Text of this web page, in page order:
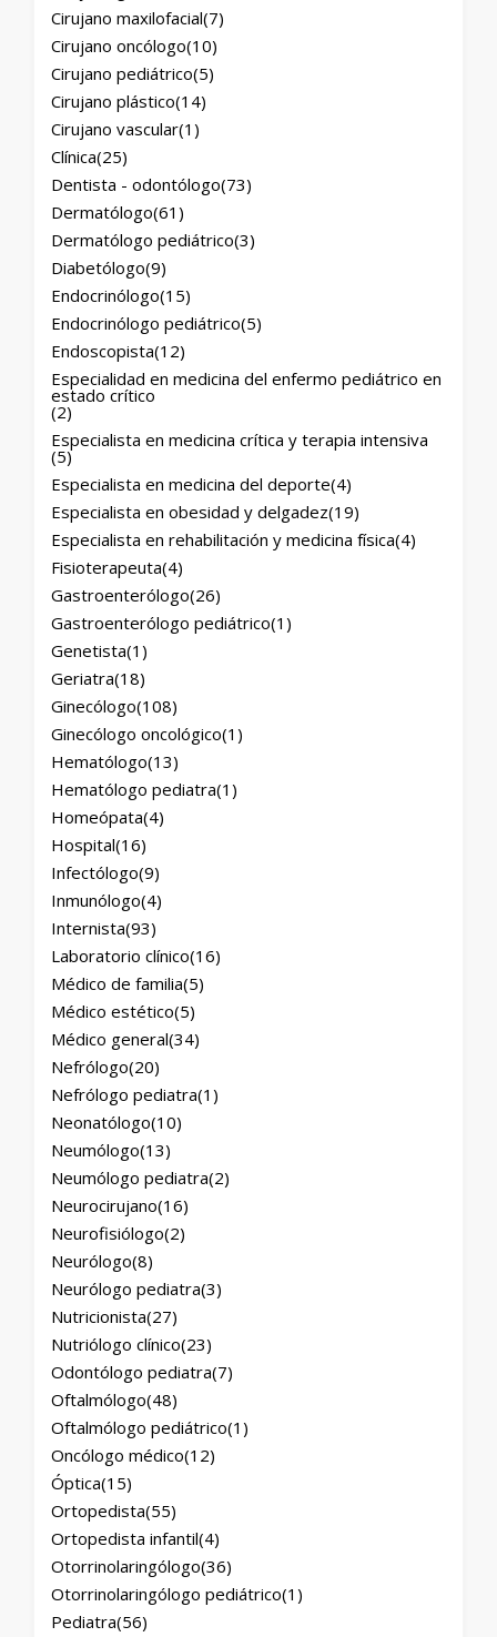
Cirujano maxilofacial(7)
Cirujano oncólogo(10)
Cirujano pediátrico(5)
Cirujano plástico(14)
Cirujano vascular(1)
Clínica(25)
Dentista - odontólogo(73)
Dermatólogo(61)
Dermatólogo pediátrico(3)
Diabetólogo(9)
Endocrinólogo(15)
Endocrinólogo pediátrico(5)
Endoscopista(12)
Especialidad en medicina del enfermo pediátrico en
estado crítico
(2)
Especialista en medicina crítica y terapia intensiva
(5)
Especialista en medicina del deporte(4)
Especialista en obesidad y delgadez(19)
Especialista en rehabilitación y medicina física(4)
Fisioterapeuta(4)
Gastroenterólogo(26)
Gastroenterólogo pediátrico(1)
Genetista(1)
Geriatra(18)
Ginecólogo(108)
Ginecólogo oncológico(1)
Hematólogo(13)
Hematólogo pediatra(1)
Homeópata(4)
Hospital(16)
Infectólogo(9)
Inmunólogo(4)
Internista(93)
Laboratorio clínico(16)
Médico de familia(5)
Médico estético(5)
Médico general(34)
Nefrólogo(20)
Nefrólogo pediatra(1)
Neonatólogo(10)
Neumólogo(13)
Neumólogo pediatra(2)
Neurocirujano(16)
Neurofisiólogo(2)
Neurólogo(8)
Neurólogo pediatra(3)
Nutricionista(27)
Nutriólogo clínico(23)
Odontólogo pediatra(7)
Oftalmólogo(48)
Oftalmólogo pediátrico(1)
Oncólogo médico(12)
Óptica(15)
Ortopedista(55)
Ortopedista infantil(4)
Otorrinolaringólogo(36)
Otorrinolaringólogo pediátrico(1)
Pediatra(56)